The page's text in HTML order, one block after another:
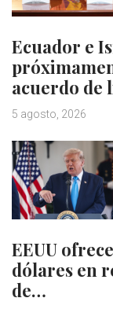
Ecuador e
acuerdo de
5 agosto, 2026
EEUU
dólares en
de…